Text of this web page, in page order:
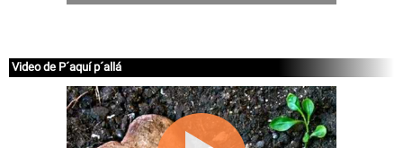
Video de P´aquí p´allá